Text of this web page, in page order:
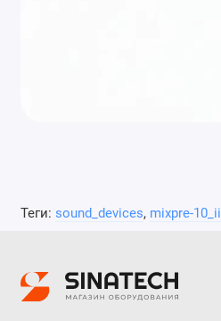
Теги: sound_devices, mixpre-10_ii